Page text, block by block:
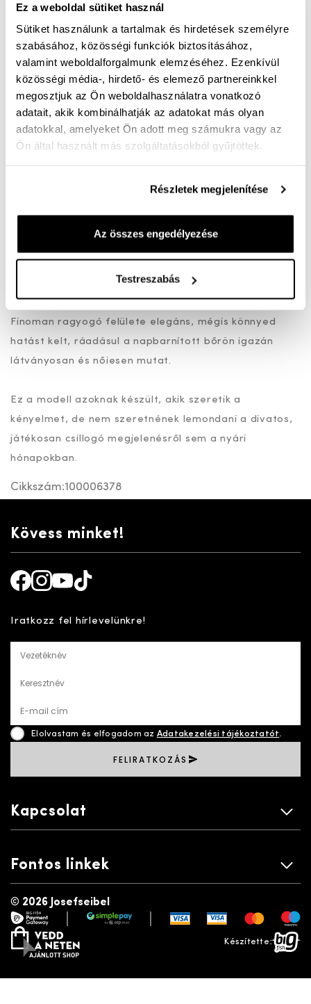
Ez a weboldal sütiket használ
Sütiket használunk a tartalmak és hirdetések személyre
szabásához, közösségi funkciók biztosításához,
valamint weboldalforgalmunk elemzéséhez. Ezenkívül
közösségi média-, hirdető- és elemező partnereinkkel
megosztjuk az Ön weboldalhasználatra vonatkozó
adatait, akik kombinálhatják az adatokat más olyan
adatokkal, amelyeket Ön adott meg számukra vagy az
Ön által használt más szolgáltatásokból gyűjtöttek.
Részletek megjelenítése
Az összes engedélyezése
Testreszabás
megjelenése miatt remekül illik a hétköznapi és nőies
szettekhez egyaránt.
A puha valódi bőr felsőrész kellemes viseletet biztosít
még melegebb napokon is, jól alkalmazkodik a láb
formájához, miközben megfelelő szellőzést nyújt. A
rugalmas talp könnyeddé teszi a járást, az extra puha
talpbetét pedig egész napos komfortérzetet ad, így
ezüst szín különösen jól kombinálható szinte minden
árnyalattal – tökéletesen illik fehérhez, feketéhez,
farmerhez, pasztell vagy élénk nyári színekhez is.
Finoman ragyogó felülete elegáns, mégis könnyed
hatást kelt, ráadásul a napbarnított bőrön igazán
látványosan és nőiesen mutat.
Ez a modell azoknak készült, akik szeretik a
kényelmet, de nem szeretnének lemondani a divatos,
játékosan csillogó megjelenésről sem a nyári
hónapokban.
Cikkszám:100006378
Kövess minket!
Iratkozz fel hírlevelünkre!
Vezetéknév
Keresztnév
E-mail cím
Elolvastam és elfogadom az Adatakezelési tájékoztatót.
FELIRATKOZÁS
Kapcsolat
Fontos linkek
© 2026 Josefseibel
payment gatewaysimplepay
vedd a neten
Készítette:bigfish